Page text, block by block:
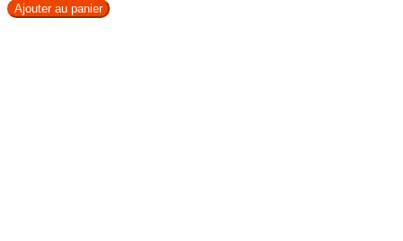
Ajouter au panier